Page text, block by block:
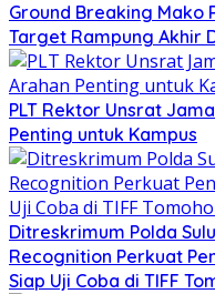
Ground Breaking Mako
Target Rampung Akhir
​PLT Rektor Unsrat
Penting untuk Kampus
Ditreskrimum Polda
Recognition Perkuat
Siap Uji Coba di TIFF